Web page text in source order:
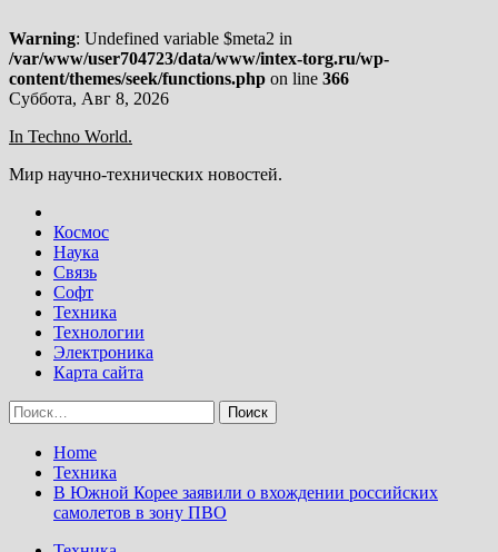
Warning: Undefined variable $meta2 in
/var/www/user704723/data/www/intex-torg.ru/wp-
content/themes/seek/functions.php on line 366
Skip
content
Суббота, Авг 8, 2026
In Techno World.
Мир научно-технических новостей.
Космос
Наука
Связь
Софт
Техника
Технологии
Электроника
Карта сайта
Найти:
Home
Техника
В Южной Корее заявили о вхождении российских
самолетов в зону ПВО